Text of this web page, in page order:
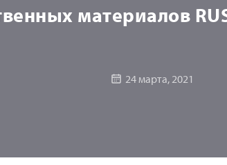
материалов
24 марта, 2021